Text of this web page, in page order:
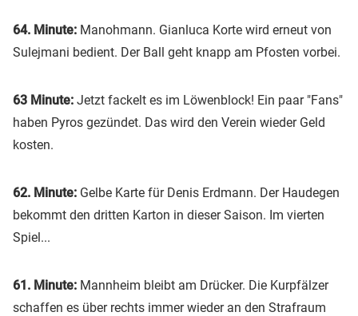
64. Minute: Manohmann. Gianluca Korte wird erneut von
Sulejmani bedient. Der Ball geht knapp am Pfosten vorbei.
63 Minute: Jetzt fackelt es im Löwenblock! Ein paar "Fans"
haben Pyros gezündet. Das wird den Verein wieder Geld
kosten.
62. Minute: Gelbe Karte für Denis Erdmann. Der Haudegen
bekommt den dritten Karton in dieser Saison. Im vierten
Spiel...
61. Minute: Mannheim bleibt am Drücker. Die Kurpfälzer
schaffen es über rechts immer wieder an den Strafraum